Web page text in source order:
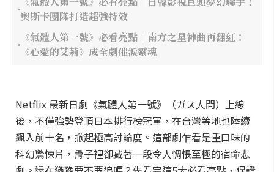
奧斯卡團隊打造超強特效
《氣體人第一號》必看亮點｜南方之星神曲再翻紅：
《心愛的艾莉》成全劇催淚靈魂
Netflix 最新日劇《氣體人第一號》（ガス人間）上線
後，不僅強勢登頂日本排行榜冠軍，在台灣等地也陸續
飆入前十名，掀起極高討論度。這部劇乍看是重口味的
科幻驚悚片，骨子裡卻藏著一段令人惆悵至極的宿命悲